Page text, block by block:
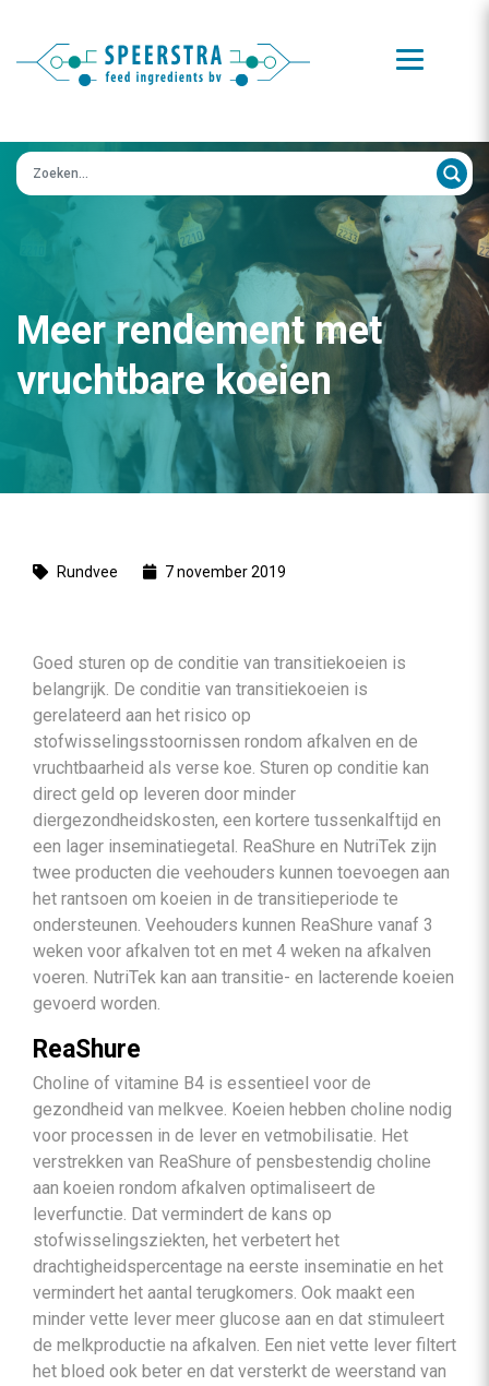
Zoeken op:
Meer rendement met
vruchtbare koeien
Rundvee 7 november 2019
Goed sturen op de conditie van transitiekoeien is
belangrijk. De conditie van transitiekoeien is
gerelateerd aan het risico op
stofwisselingsstoornissen rondom afkalven en de
vruchtbaarheid als verse koe. Sturen op conditie kan
direct geld op leveren door minder
diergezondheidskosten, een kortere tussenkalftijd en
een lager inseminatiegetal. ReaShure en NutriTek zijn
twee producten die veehouders kunnen toevoegen aan
het rantsoen om koeien in de transitieperiode te
ondersteunen. Veehouders kunnen ReaShure vanaf 3
weken voor afkalven tot en met 4 weken na afkalven
voeren. NutriTek kan aan transitie- en lacterende koeien
gevoerd worden.
ReaShure
Choline of vitamine B4 is essentieel voor de
gezondheid van melkvee. Koeien hebben choline nodig
voor processen in de lever en vetmobilisatie. Het
verstrekken van ReaShure of pensbestendig choline
aan koeien rondom afkalven optimaliseert de
leverfunctie. Dat vermindert de kans op
stofwisselingsziekten, het verbetert het
drachtigheidspercentage na eerste inseminatie en het
vermindert het aantal terugkomers. Ook maakt een
minder vette lever meer glucose aan en dat stimuleert
de melkproductie na afkalven. Een niet vette lever filtert
het bloed ook beter en dat versterkt de weerstand van